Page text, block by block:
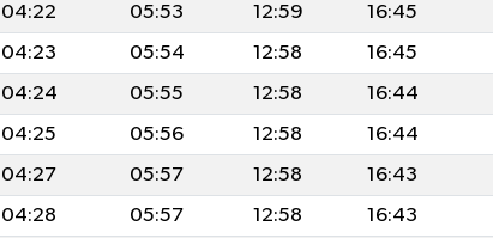
04:22 05:53 12:59 16:45
04:23 05:54 12:58 16:45
04:24 05:55 12:58 16:44
04:25 05:56 12:58 16:44
04:27 05:57 12:58 16:43
04:28 05:57 12:58 16:43